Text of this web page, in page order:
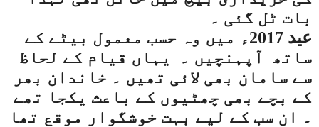
بات ٹل گئی ۔
عید 2017ء میں وہ حسب معمول بیٹے کے
ساتھ
آپہنچیں ۔
یہاں قیام کے لحاظ
سے سامان بھی لائی تھیں ۔ خاندان بھر
کے بچے بھی چھٹیوں کے باعث یکجا تھے
۔ ان سب کے لیے بہت خوشگوار موقع تھا